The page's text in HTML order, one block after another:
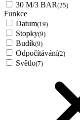
30 M/3 BAR(25)
Funkce
Datum(19)
Stopky(9)
Budík(9)
Odpočítávání(2)
Světlo(7)